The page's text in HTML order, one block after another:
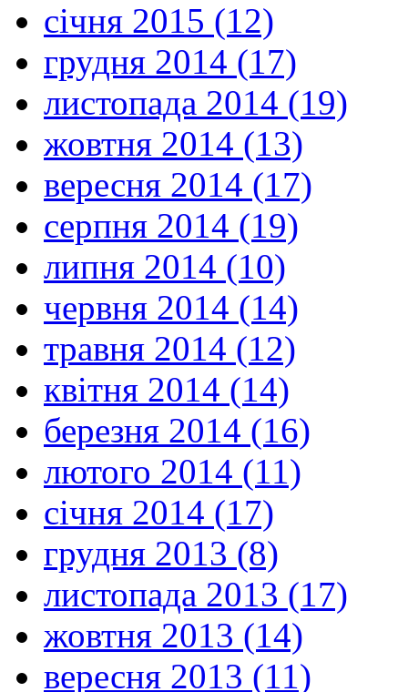
січня 2015 (12)
грудня 2014 (17)
листопада 2014 (19)
жовтня 2014 (13)
вересня 2014 (17)
серпня 2014 (19)
липня 2014 (10)
червня 2014 (14)
травня 2014 (12)
квітня 2014 (14)
березня 2014 (16)
лютого 2014 (11)
січня 2014 (17)
грудня 2013 (8)
листопада 2013 (17)
жовтня 2013 (14)
вересня 2013 (11)